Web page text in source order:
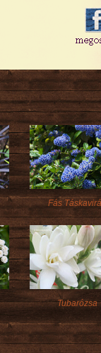
Fás
Tubarózsa